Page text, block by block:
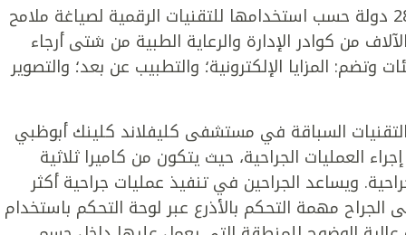
وصنفت قائمة "نيوزويك" 300 مستشفى من 28 دولة حسب استخدامها للتقنيات الرقمية لصياغة ملامح
من كوادر الإدارة والرعاية الطبية من شتى أرجاء
المزايا الإلكترونية؛ والتطبيب عن بعد؛ والتصوير
السباقة في مستشفى كليفلاند كلينك أبوظبي
العمليات الجراحية، حيث يتكون من كاميرا ثلاثية
ويساعد الجراحين في تنفيذ عمليات جراحية أكثر
مهمة التحكم بالأذرع عبر لوحة التحكم باستخدام